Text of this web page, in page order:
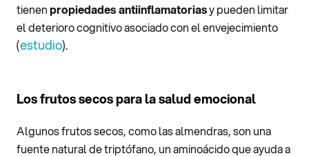
tienenpropiedades antiinflamatoriasy pueden limitar
el deterioro cognitivo asociado con el envejecimiento
(estudio).
Los frutos secos para la salud emocional
Algunos frutos secos, como las almendras, son una
fuente natural de triptófano, un aminoácido que ayuda a